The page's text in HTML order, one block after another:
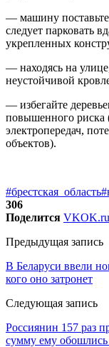
— машину
следует парковать
укрепленных
— находясь на
неустойчивой
— избегайте
повышенного риска
электропередач,
объектов).
#брестская_область
306
Поделится VKOK.ru
Предыдущая запись
В Беларуси ввели
кого оно затронет
Следующая запись
Россиянин 157 раз
сумму ему